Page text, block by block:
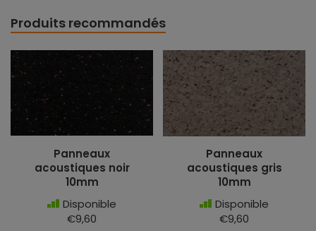
Produits recommandés
Panneaux
acoustiques noir
10mm
Disponible
€9,60
Panneaux
acoustiques gris
10mm
Disponible
€9,60